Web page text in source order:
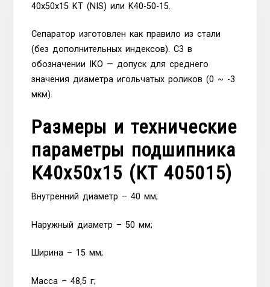
40x50x15 KT (NIS) или K40-50-15.
Сепаратор изготовлен как правило из стали
(без дополнительных индексов). C3 в
обозначении IKO — допуск для среднего
значения диаметра игольчатых роликов (0 ~ -3
мкм).
Размеры и технические
параметры подшипника
К40х50х15 (КT 405015)
Внутренний диаметр – 40 мм;
Наружный диаметр – 50 мм;
Ширина – 15 мм;
Масса – 48,5 г;